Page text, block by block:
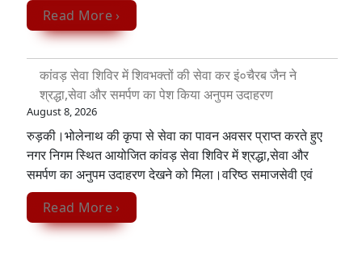
Read More ›
कांवड़ सेवा शिविर में शिवभक्तों की सेवा कर इं०चैरब जैन ने
श्रद्धा,सेवा और समर्पण का पेश किया अनुपम उदाहरण
August 8, 2026
रुड़की।भोलेनाथ की कृपा से सेवा का पावन अवसर प्राप्त करते हुए
नगर निगम स्थित आयोजित कांवड़ सेवा शिविर में श्रद्धा,सेवा और
समर्पण का अनुपम उदाहरण देखने को मिला‌।वरिष्ठ समाजसेवी एवं
Read More ›